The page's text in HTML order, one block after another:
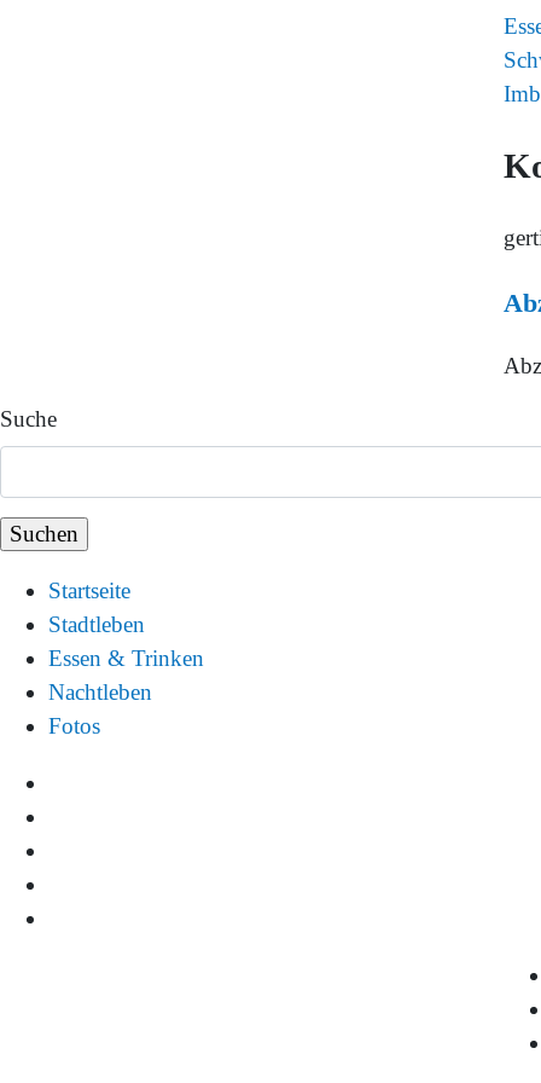
Suche
Startseite
Stadtleben
Essen & Trinken
Nachtleben
Fotos